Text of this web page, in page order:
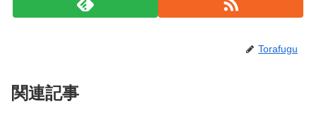
Torafugu
関連記事